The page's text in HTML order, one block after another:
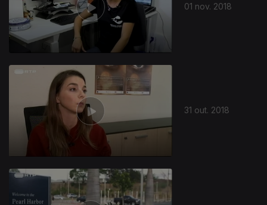
01 nov. 2018
31 out. 2018